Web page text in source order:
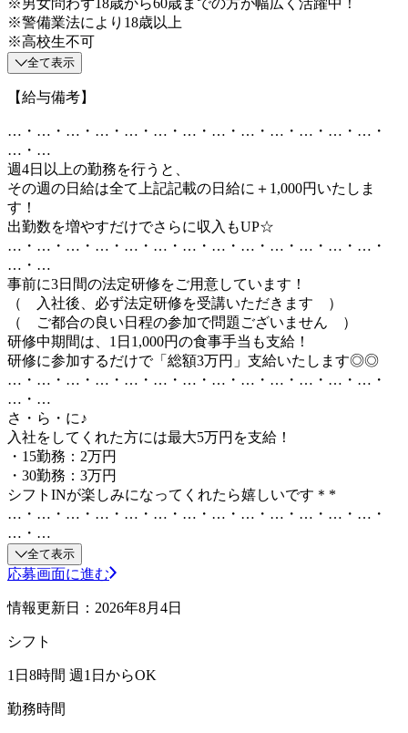
※警備業法により18歳以上
※高校生不可
全て表示
【給与備考】
…・…・…・…・…・…・…・…・…・…・…・…・…・
…・…
週4日以上の勤務を行うと、
その週の日給は全て上記記載の日給に＋1,000円いたしま
す！
出勤数を増やすだけでさらに収入もUP☆
…・…・…・…・…・…・…・…・…・…・…・…・…・
…・…
事前に3日間の法定研修をご用意しています！
（ 入社後、必ず法定研修を受講いただきます ）
（ ご都合の良い日程の参加で問題ございません ）
研修中期間は、1日1,000円の食事手当も支給！
研修に参加するだけで「総額3万円」支給いたします◎◎
…・…・…・…・…・…・…・…・…・…・…・…・…・
…・…
さ・ら・に♪
入社をしてくれた方には最大5万円を支給！
・15勤務：2万円
・30勤務：3万円
シフトINが楽しみになってくれたら嬉しいです＊*
…・…・…・…・…・…・…・…・…・…・…・…・…・
…・…
全て表示
応募画面に進む
情報更新日：2026年8月4日
シフト
1日8時間 週1日からOK
勤務時間